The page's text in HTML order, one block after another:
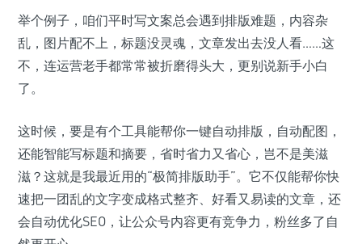
举个例子，咱们平时写文案总会遇到排版难题，内容杂
乱，图片配不上，标题没灵魂，文章发出去没人看……这
不，连运营老手都常常被折磨得头大，更别说新手小白
了。
这时候，要是有个工具能帮你一键自动排版，自动配图，
还能智能写标题和摘要，省时省力又省心，岂不是美滋
滋？这就是我最近用的“极简排版助手”。它不仅能帮你快
速把一团乱的文字变成格式整齐、好看又易读的文章，还
会自动优化SEO，让公众号内容更有竞争力，粉丝多了自